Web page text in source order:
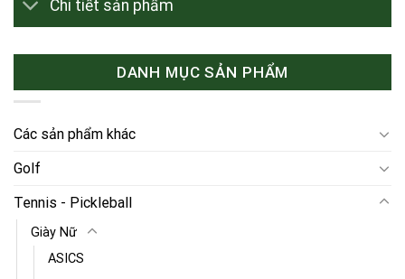
Chi tiết sản phẩm
DANH MỤC SẢN PHẨM
Các sản phẩm khác
Golf
Tennis - Pickleball
Giày Nữ
ASICS